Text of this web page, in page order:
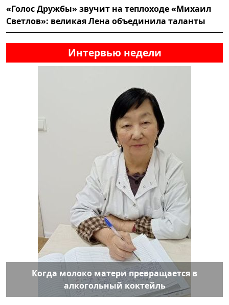
«Голос Дружбы» звучит на теплоходе «Михаил
Светлов»: великая Лена объединила таланты
Интервью недели
Когда молоко матери превращается в
алкогольный коктейль